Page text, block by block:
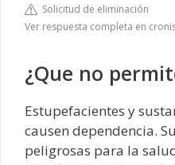
Solicitud de eliminación
Ver respuesta completa en
¿Que no
Estupefacientes y
causen dependencia.
peligrosas para la